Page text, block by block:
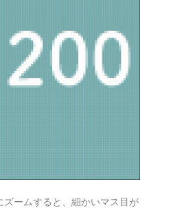
ームすると、細かいマス目が